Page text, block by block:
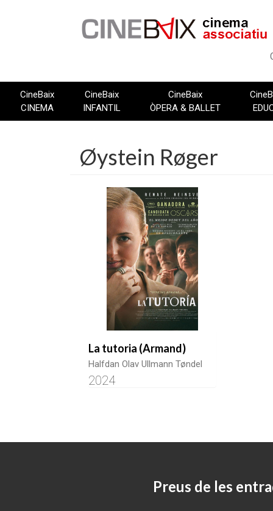
CineBaix
CINEMA
CineBaix
INFANTIL
CineBaix
ÒPERA & BALLET
Øystein Røger
La tutoria (Armand)
Halfdan Olav Ullmann Tøndel
2024
Preus de les